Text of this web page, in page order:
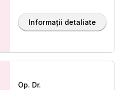
Informații detaliate
Op. Dr.